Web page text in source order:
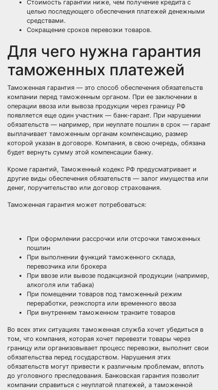
Стоимость гарантии ниже, чем получение кредита с
целью последующего обеспечения платежей денежными
средствами.
Сокращение сроков перевозки товаров.
Для чего нужна гарантия
таможенных платежей
Таможенная гарантия — это способ обеспечения обязательств
компании перед таможенным органом. При ее заключении в
операции ввоза или вывоза продукции через границу РФ
появляется еще один участник — банк-гарант. При нарушении
обязательств — например, при неуплате пошлин в срок — гарант
выплачивает таможенным органам компенсацию, размер
которой указан в договоре. Компания, в свою очередь, обязана
будет вернуть сумму этой компенсации банку.
Кроме гарантий, Таможенный кодекс РФ предусматривает и
другие виды обеспечения обязательств — залог имущества или
денег, поручительство или договор страхования.
Таможенная гарантия может потребоваться:
При оформлении рассрочки или отсрочки таможенных
пошлин
При выполнении функций таможенного склада,
перевозчика или брокера
При ввозе или вывозе подакцизной продукции (например,
алкоголя или табака)
При помещении товаров под таможенный режим
переработки, реэкспорта или временного ввоза
При внутреннем таможенном транзите товаров
Во всех этих ситуациях таможенная служба хочет убедиться в
том, что компания, которая хочет перевезти товары через
границу или организовывает процесс перевозки, выполнит свои
обязательства перед государством. Нарушения этих
обязательств могут привести к различным проблемам, вплоть
до уголовного преследования. Банковская гарантия позволит
компании справиться с неуплатой платежей, а таможенной